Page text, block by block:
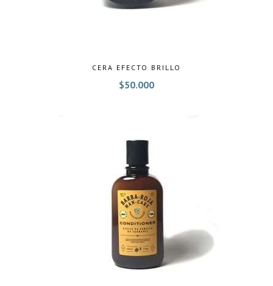
CERA EFECTO BRILLO
$50.000